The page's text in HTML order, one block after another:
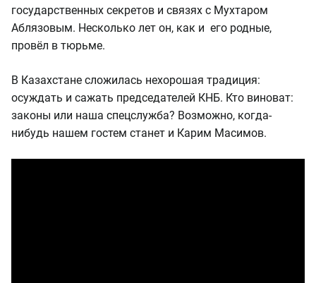
государственных секретов и связях с Мухтаром
Аблязовым. Несколько лет он, как и его родные,
провёл в тюрьме.
В Казахстане сложилась нехорошая традиция:
осуждать и сажать председателей КНБ. Кто виноват:
законы или наша спецслужба? Возможно, когда-
нибудь нашем гостем станет и Карим Масимов.